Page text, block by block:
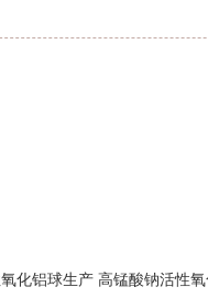
化铝球生产 高锰酸钠活性